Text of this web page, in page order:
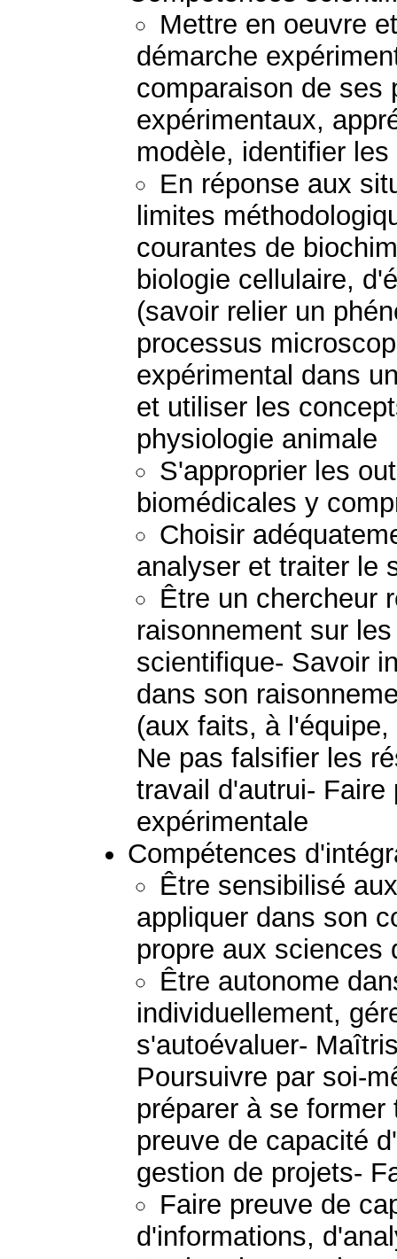
Mettre en oeuvre
démarche
comparaison de ses
expérimentaux,
modèle, identifier
En réponse aux
limites
courantes de
biologie cellulaire,
(savoir relier un
processus
expérimental dans
et utiliser les
physiologie animale
S'approprier les
biomédicales y
Choisir
analyser et traiter le
Être un chercheur
raisonnement sur
scientifique- Savoir
dans son
(aux faits, à
Ne pas falsifier les
travail d'autrui- Faire
expérimentale
Compétences
Être sensibilisé
appliquer dans son
propre aux sciences
Être autonome
individuellement,
s'autoévaluer-
Poursuivre par soi-
préparer à se
preuve de capacité
gestion de projets-
Faire preuve de
d'informations,